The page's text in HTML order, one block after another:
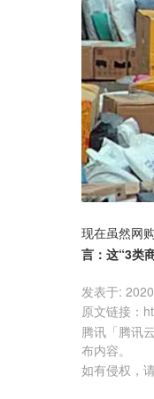
现在虽然网
言：这“3类
发表于:
原文链接 ：
腾讯「腾讯
布内容。
如有侵权，